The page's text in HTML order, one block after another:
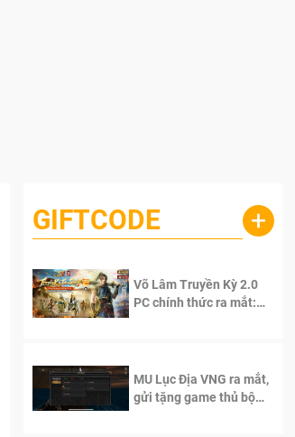
GIFTCODE +
Võ Lâm Truyền Kỳ 2.0
PC chính thức ra mắt:
MU Lục Địa VNG ra mắt,
gửi tặng game thủ bộ